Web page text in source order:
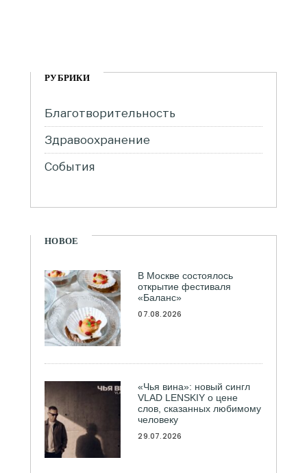
РУБРИКИ
Благотворительность
Здравоохранение
События
НОВОЕ
В Москве состоялось
открытие фестиваля
«Баланс»
07.08.2026
«Чья вина»: новый сингл
VLAD LENSKIY о цене
слов, сказанных любимому
человеку
29.07.2026